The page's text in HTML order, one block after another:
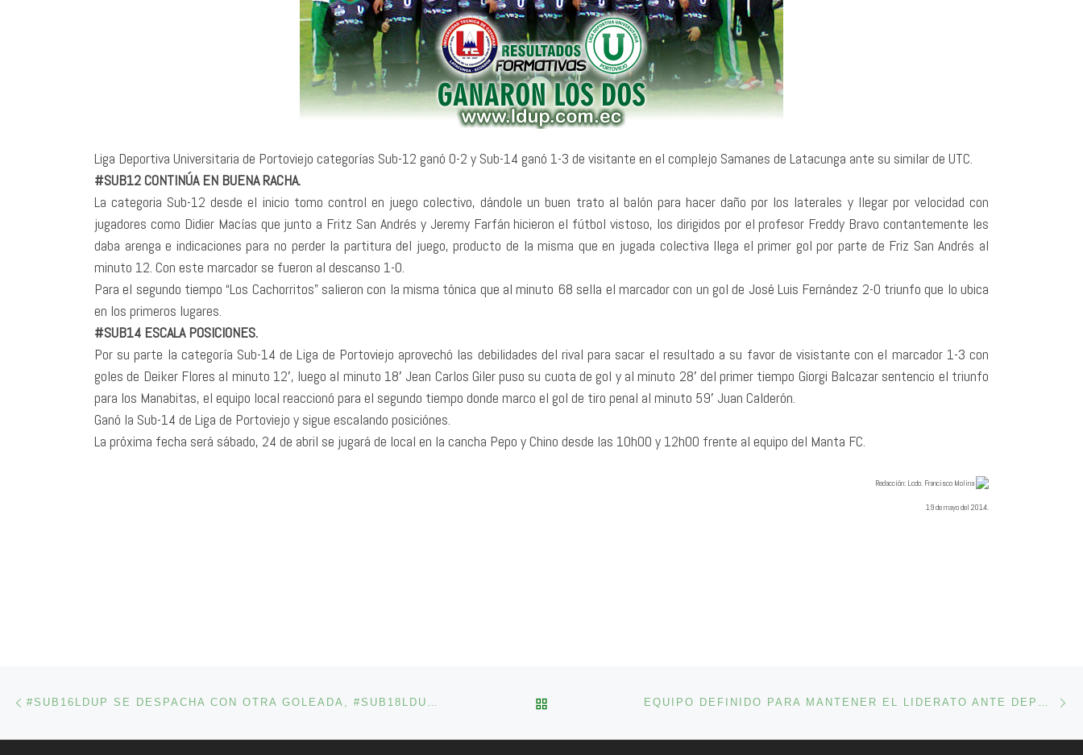
Liga Deportiva Universitaria de Portoviejo categorías Sub-12 ganó 0-2 y Sub-14 ganó 1-3 de visitante en el complejo Samanes de Latacunga ante su similar de UTC.
#SUB12 CONTINÚA EN BUENA RACHA.
La categoria Sub-12 desde el inicio tomo control en juego colectivo, dándole un buen trato al balón para hacer daño por los laterales y llegar por velocidad con
jugadores como Didier Macías que junto a Fritz San Andrés y Jeremy Farfán hicieron el fútbol vistoso, los dirigidos por el profesor Freddy Bravo contantemente les
daba arenga e indicaciones para no perder la partitura del juego, producto de la misma que en jugada colectiva llega el primer gol por parte de Friz San Andrés al
minuto 12. Con este marcador se fueron al descanso 1-0.
Para el segundo tiempo “Los Cachorritos” salieron con la misma tónica que al minuto 68 sella el marcador con un gol de José Luis Fernández 2-0 triunfo que lo ubica
en los primeros lugares.
#SUB14 ESCALA POSICIONES.
Por su parte la categoría Sub-14 de Liga de Portoviejo aprovechó las debilidades del rival para sacar el resultado a su favor de visistante con el marcador 1-3 con
goles de Deiker Flores al minuto 12′, luego al minuto 18′ Jean Carlos Giler puso su cuota de gol y al minuto 28′ del primer tiempo Giorgi Balcazar sentencio el triunfo
para los Manabitas, el equipo local reaccionó para el segundo tiempo donde marco el gol de tiro penal al minuto 59′ Juan Calderón.
Ganó la Sub-14 de Liga de Portoviejo y sigue escalando posiciónes.
La próxima fecha será sábado, 24 de abril se jugará de local en la cancha Pepo y Chino desde las 10h00 y 12h00 frente al equipo del Manta FC.
Redacción: Lcdo. Francisco Molina
19 de mayo del 2014.
Navegación de entradas #SUB16LDUP SE DESPACHA CON OTRA GOLEADA, #SUB18LDUP SALVÓ EL INVICTO VOLVER A LA LISTA DE ENTRADAS EQUIPO DEFINIDO PARA MANTENER EL LIDERATO ANTE DEPORTIVO QUEVEDO